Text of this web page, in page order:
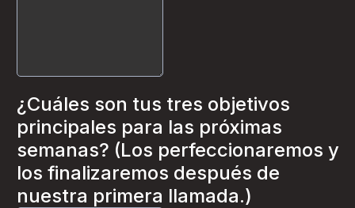
¿Cuáles son tus tres objetivos
principales para las próximas
semanas? (Los perfeccionaremos y
los finalizaremos después de
nuestra primera llamada.)